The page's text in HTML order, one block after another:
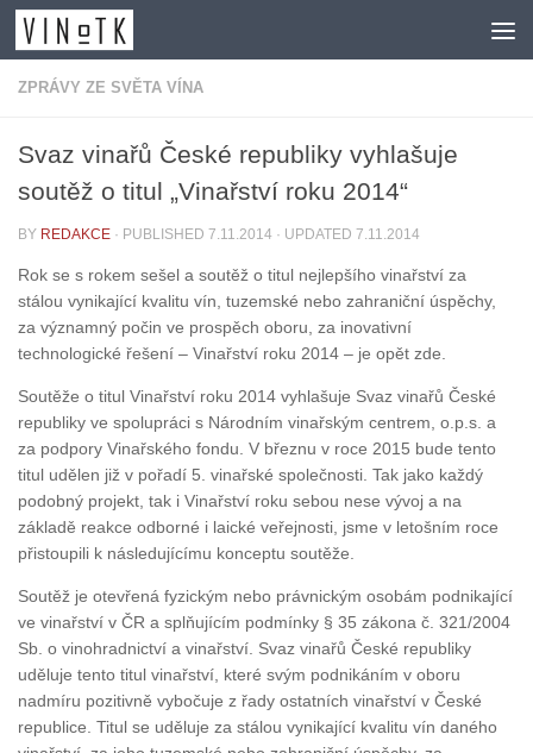
Skip to content
ZPRÁVY ZE SVĚTA VÍNA
Svaz vinařů České republiky vyhlašuje
soutěž o titul „Vinařství roku 2014“
BY REDAKCE · PUBLISHED 7.11.2014 · UPDATED 7.11.2014
Rok se s rokem sešel a soutěž o titul nejlepšího vinařství za
stálou vynikající kvalitu vín, tuzemské nebo zahraniční úspěchy,
za významný počin ve prospěch oboru, za inovativní
technologické řešení – Vinařství roku 2014 – je opět zde.
Soutěže o titul Vinařství roku 2014 vyhlašuje Svaz vinařů České
republiky ve spolupráci s Národním vinařským centrem, o.p.s. a
za podpory Vinařského fondu. V březnu v roce 2015 bude tento
titul udělen již v pořadí 5. vinařské společnosti. Tak jako každý
podobný projekt, tak i Vinařství roku sebou nese vývoj a na
základě reakce odborné i laické veřejnosti, jsme v letošním roce
přistoupili k následujícímu konceptu soutěže.
Soutěž je otevřená fyzickým nebo právnickým osobám podnikající
ve vinařství v ČR a splňujícím podmínky § 35 zákona č. 321/2004
Sb. o vinohradnictví a vinařství. Svaz vinařů České republiky
uděluje tento titul vinařství, které svým podnikáním v oboru
nadmíru pozitivně vybočuje z řady ostatních vinařství v České
republice. Titul se uděluje za stálou vynikající kvalitu vín daného